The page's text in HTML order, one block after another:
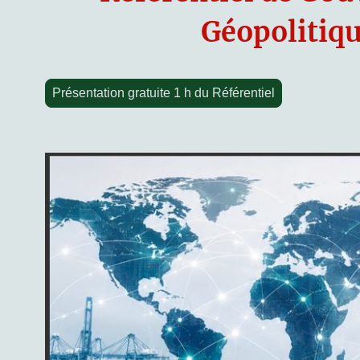
Présentation gratuite 1 h du Référentiel